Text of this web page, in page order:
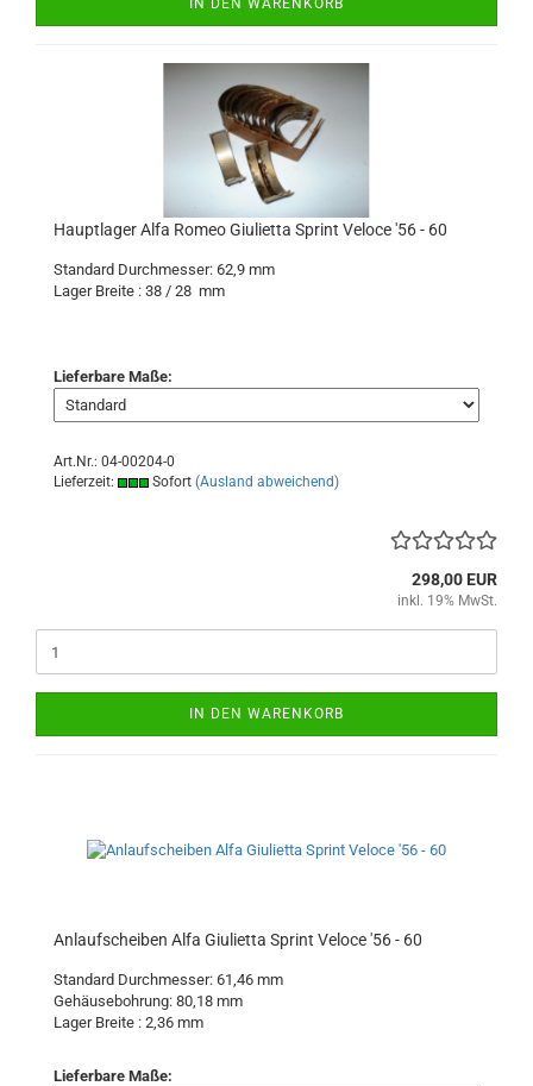
IN DEN WARENKORB
Hauptlager Alfa Romeo Giulietta Sprint Veloce '56 - 60
Standard Durchmesser: 62,9 mm
Lager Breite : 38 / 28 mm
Lieferbare Maße:
Art.Nr.: 04-00204-0
Lieferzeit:
Sofort (Ausland abweichend)
298,00 EUR
inkl. 19% MwSt.
IN DEN WARENKORB
Anlaufscheiben Alfa Giulietta Sprint Veloce '56 - 60
Standard Durchmesser: 61,46 mm
Gehäusebohrung: 80,18 mm
Lager Breite : 2,36 mm
Lieferbare Maße: